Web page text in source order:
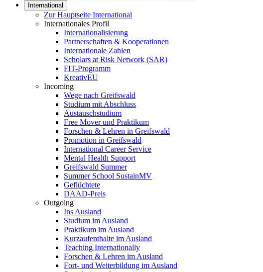
International
Zur Hauptseite International
Internationales Profil
Internationalisierung
Partnerschaften & Kooperationen
Internationale Zahlen
Scholars at Risk Network (SAR)
FIT-Programm
KreativEU
Incoming
Wege nach Greifswald
Studium mit Abschluss
Austauschstudium
Free Mover und Praktikum
Forschen & Lehren in Greifswald
Promotion in Greifswald
International Career Service
Mental Health Support
Greifswald Summer
Summer School SustainMV
Geflüchtete
DAAD-Preis
Outgoing
Ins Ausland
Studium im Ausland
Praktikum im Ausland
Kurzaufenthalte im Ausland
Teaching Internationally
Forschen & Lehren im Ausland
Fort- und Weiterbildung im Ausland